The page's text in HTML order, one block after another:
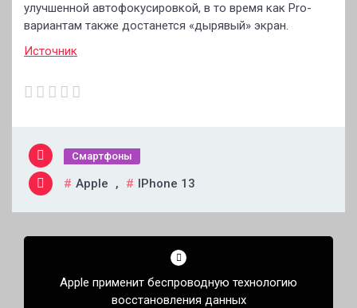
улучшенной автофокусировкой, в то время как Pro-
вариантам также достанется «дырявый» экран.
Источник
Смартфоны
Apple , IPhone 13
Навигация
записямApple применит беспроводную технологию
восстановления данных